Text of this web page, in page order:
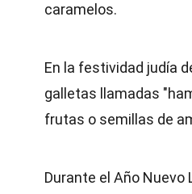
caramelos.
En la festividad judía
galletas llamadas
frutas o semillas de
Durante el Año Nuevo